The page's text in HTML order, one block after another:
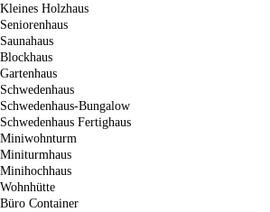
Kleines Holzhaus
Seniorenhaus
Saunahaus
Blockhaus
Gartenhaus
Schwedenhaus
Schwedenhaus-Bungalow
Schwedenhaus Fertighaus
Miniwohnturm
Miniturmhaus
Minihochhaus
Wohnhütte
Büro Container